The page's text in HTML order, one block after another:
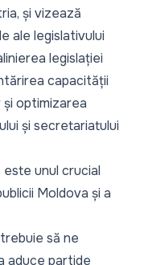
și vizează
ale legislativului
legislației
capacității
optimizarea
și secretariatului
unul crucial
Moldova și a
să ne
aduce partide